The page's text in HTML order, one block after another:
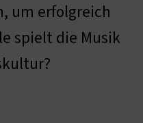
um erfolgreich
spielt die Musik